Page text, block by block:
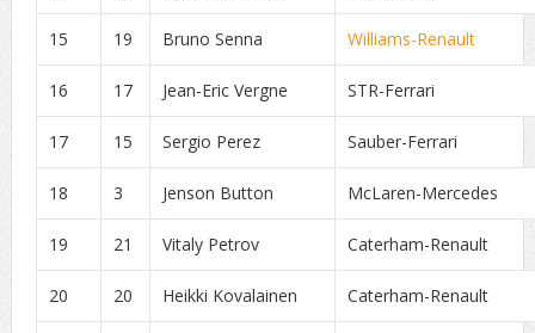
15 19 Bruno Senna Williams-Renault
16 17 Jean-Eric Vergne STR-Ferrari
17 15 Sergio Perez Sauber-Ferrari
18 3 Jenson Button McLaren-Mercedes
19 21 Vitaly Petrov Caterham-Renault
20 20 Heikki Kovalainen Caterham-Renault